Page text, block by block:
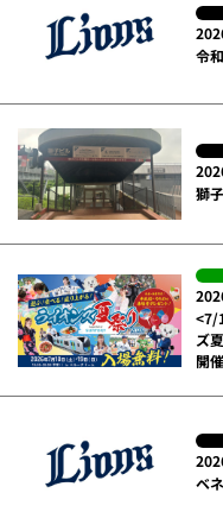
令
獅
<7/
ズ
開催
ベ